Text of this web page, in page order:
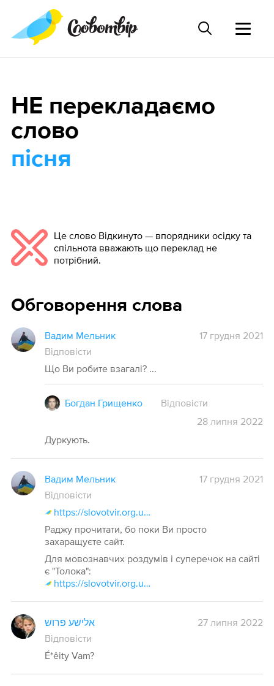
НЕ перекладаємо
слово
пісня
Це слово Відкинуто — впорядники осідку та
спільнота вважають що переклад не
потрібний.
Обговорення слова
Вадим Мельник
17 грудня 2021
Відповісти
Що Ви робите взагалі? ...
Богдан Грищенко
Відповісти
28 липня 2022
Дуркують.
Вадим Мельник
17 грудня 2021
Відповісти
https://slovotvir.org.ua/about
Раджу прочитати, бо поки Ви просто
захаращуєте сайт.
Для мовознавчих роздумів і суперечок на сайті
є "Толока":
https://slovotvir.org.ua/toloka
אלישע פרוש
27 липня 2022
Відповісти
É*êity Vam?